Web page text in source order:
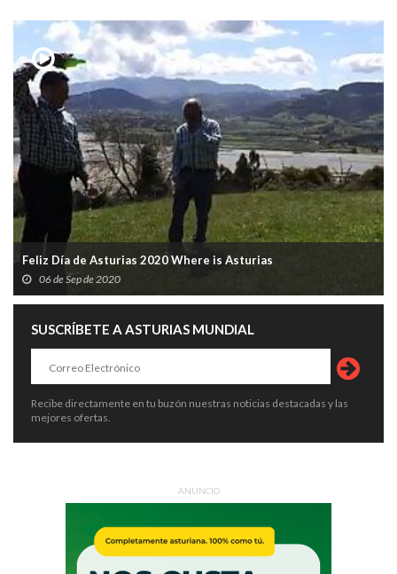
Feliz Día de Asturias 2020 Where is Asturias
06 de Sep de 2020
SUSCRÍBETE A ASTURIAS MUNDIAL
Recibe directamente en tu buzón nuestras noticias destacadas y las
mejores ofertas.
ANUNCIO